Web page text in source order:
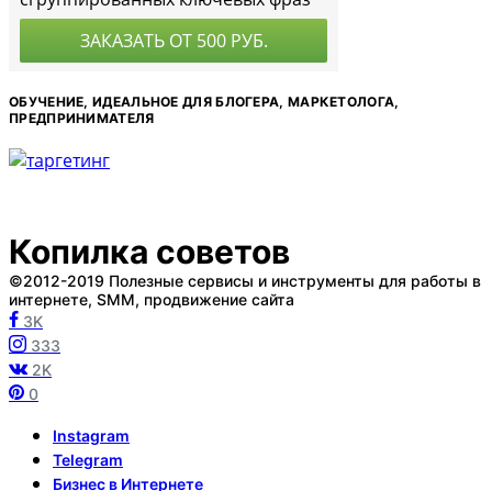
ОБУЧЕНИЕ, ИДЕАЛЬНОЕ ДЛЯ БЛОГЕРА, МАРКЕТОЛОГА,
ПРЕДПРИНИМАТЕЛЯ
Копилка советов
©2012-2019 Полезные сервисы и инструменты для работы в
интернете, SMM, продвижение сайта
3K
333
2K
0
Instagram
Telegram
Бизнес в Интернете